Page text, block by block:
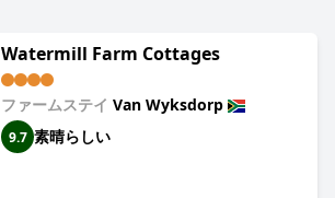
Watermill Farm Cottages
ファームステイ Van Wyksdorp
9.7 素晴らしい